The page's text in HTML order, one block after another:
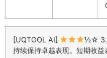
[UQTOOL AI]
½☆ 3.5
持续保持卓越表现。短期收益